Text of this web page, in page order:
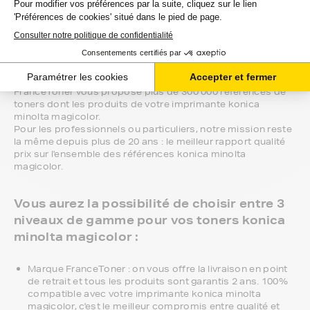
Vous êtes à un clic de vos toners pour
konica minolta magicolor au prix le plus
bas.
FranceToner vous propose plus de 300 000 références de
toners dont les produits de votre imprimante konica
minolta magicolor.
Pour les professionnels ou particuliers, notre mission reste
la même depuis plus de 20 ans : le meilleur rapport qualité
prix sur l'ensemble des références konica minolta
magicolor.
Vous aurez la possibilité de choisir entre 3
niveaux de gamme pour vos toners konica
minolta magicolor :
Marque FranceToner : on vous offre la livraison en point
de retrait et tous les produits sont garantis 2 ans. 100%
compatible avec votre imprimante konica minolta
magicolor, c'est le meilleur compromis entre qualité et